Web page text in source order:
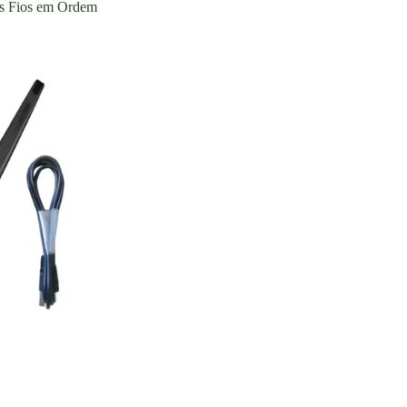
Fios em Ordem